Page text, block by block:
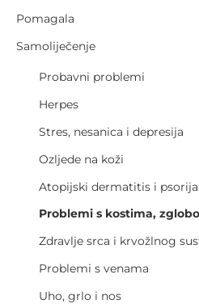
Pomagala
Samoliječenje
Probavni problemi
Herpes
Stres, nesanica i depresija
Ozljede na koži
Atopijski dermatitis i
Problemi s kostima,
Zdravlje srca i krvožlnog
Problemi s venama
Uho, grlo i nos